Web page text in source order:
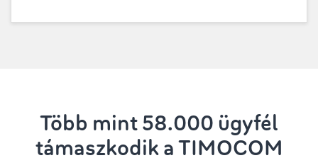
Több mint 58.000 ügyfél
támaszkodik a TIMOCOM